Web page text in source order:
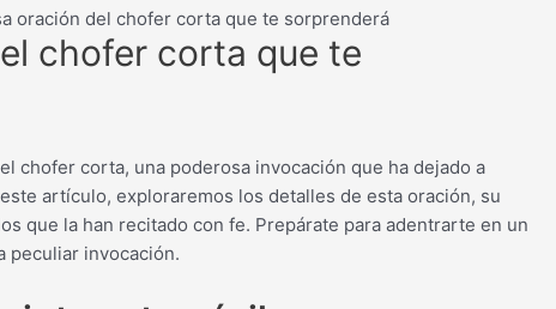
oración del chofer corta que te sorprenderá
chofer corta que te
chofer corta, una poderosa invocación que ha dejado a
artículo, exploraremos los detalles de esta oración, su
que la han recitado con fe. Prepárate para adentrarte en un
peculiar invocación.